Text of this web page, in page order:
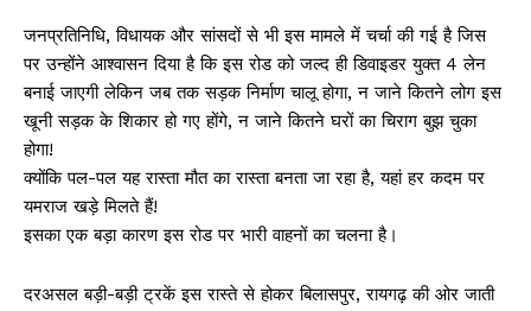
जनप्रतिनिधि, विधायक और सांसदों से भी इस मामले में चर्चा की गई है जिस
पर उन्होंने आश्वासन दिया है कि इस रोड को जल्द ही डिवाइडर युक्त 4 लेन
बनाई जाएगी लेकिन जब तक सड़क निर्माण चालू होगा, न जाने कितने लोग इस
खूनी सड़क के शिकार हो गए होंगे, न जाने कितने घरों का चिराग बुझ चुका
होगा!
क्योंकि पल-पल यह रास्ता मौत का रास्ता बनता जा रहा है, यहां हर कदम पर
यमराज खड़े मिलते हैं!
इसका एक बड़ा कारण इस रोड पर भारी वाहनों का चलना है।
दरअसल बड़ी-बड़ी ट्रकें इस रास्ते से होकर बिलासपुर, रायगढ़ की ओर जाती